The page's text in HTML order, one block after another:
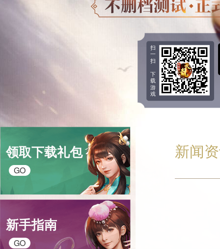
扫
一
扫
下
载
游
戏
领取下载礼包
GO
新手指南
GO
新闻